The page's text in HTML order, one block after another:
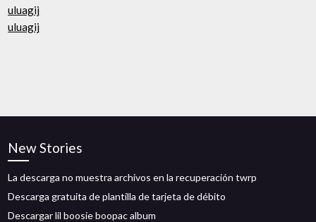
uluagij
uluagij
New Stories
La descarga no muestra archivos en la recuperación twrp
Descarga gratuita de plantilla de tarjeta de débito
Descargar lil boosie boopac album